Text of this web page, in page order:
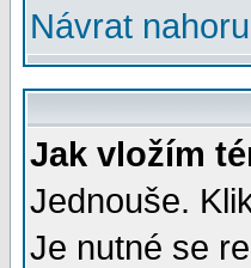
Návrat nahoru
Jak vložím
Jednouše.
Je nutné se